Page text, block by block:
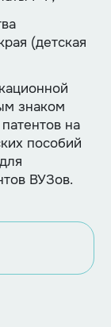
(детская
знаком
на
пособий
ВУЗов.